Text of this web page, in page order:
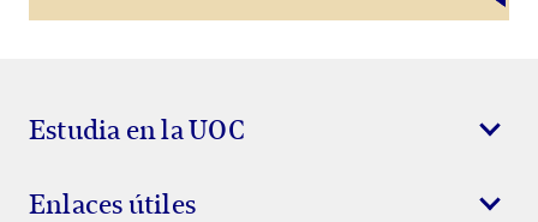
Estudia en la UOC
Enlaces útiles